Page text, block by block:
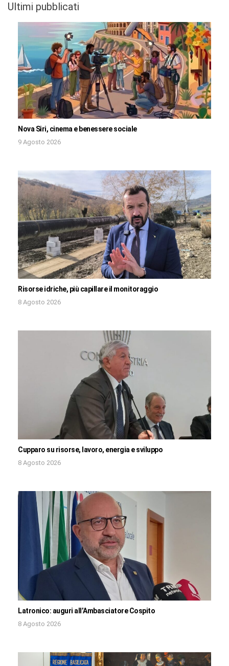
Ultimi pubblicati
Nova Siri, cinema e benessere sociale
9 Agosto 2026
Risorse idriche, più capillare il monitoraggio
8 Agosto 2026
Cupparo su risorse, lavoro, energia e sviluppo
8 Agosto 2026
Latronico: auguri all’Ambasciatore Cospito
8 Agosto 2026